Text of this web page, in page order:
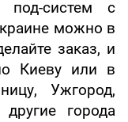
под-систем с
можно в
заказ, и
Киеву или в
Ужгород,
города